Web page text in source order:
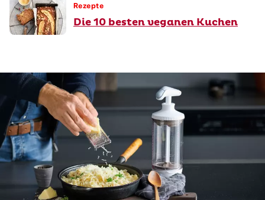
Rezepte
Die 10 besten veganen Kuchen